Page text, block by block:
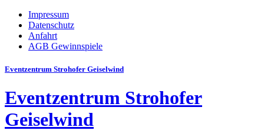
Impressum
Datenschutz
Anfahrt
AGB Gewinnspiele
Eventzentrum Strohofer Geiselwind
Eventzentrum Strohofer
Geiselwind